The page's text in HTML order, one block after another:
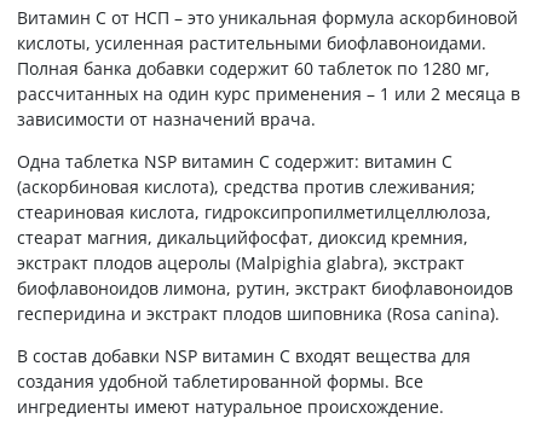
Витамин С от НСП – это уникальная формула аскорбиновой
кислоты, усиленная растительными биофлавоноидами.
Полная банка добавки содержит 60 таблеток по 1280 мг,
рассчитанных на один курс применения – 1 или 2 месяца в
зависимости от назначений врача.
Одна таблетка NSP витамин С содержит: витамин С
(аскорбиновая кислота), средства против слеживания;
стеариновая кислота, гидроксипропилметилцеллюлоза,
стеарат магния, дикальцийфосфат, диоксид кремния,
экстракт плодов ацеролы (Malpighia glabra), экстракт
биофлавоноидов лимона, рутин, экстракт биофлавоноидов
гесперидина и экстракт плодов шиповника (Rosa canina).
В состав добавки NSP витамин С входят вещества для
создания удобной таблетированной формы. Все
ингредиенты имеют натуральное происхождение.